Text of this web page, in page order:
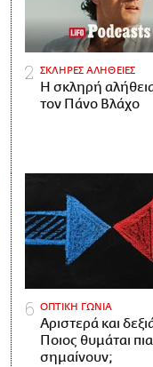
ΣΚΛΗΡΕΣ ΑΛΗΘΕΙΕΣ
H σκληρή
τον Πάνο Βλάχο
ΟΠΤΙΚΗ ΓΩΝΙΑ
Αριστερά και
Ποιος θυμάται πια
σημαίνουν;